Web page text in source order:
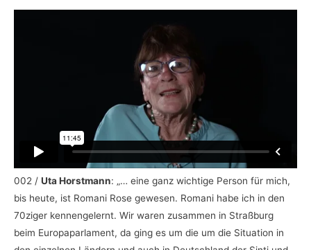
002 / Uta Horstmann: „… eine ganz wichtige Person für mich,
bis heute, ist Romani Rose gewesen. Romani habe ich in den
70ziger kennengelernt. Wir waren zusammen in Straßburg
beim Europaparlament, da ging es um die um die Situation in